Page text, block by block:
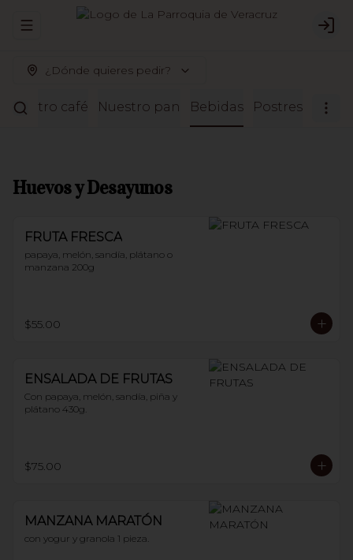
Abrir menu de navegación
¿Dónde quieres pedir?
Nuestro café Nuestro pan Bebidas Postres
Huevos y Desayunos
FRUTA FRESCA
papaya, melón, sandía, plátano o
manzana 200g
$55.00
ENSALADA DE FRUTAS
Con papaya, melón, sandía, piña y
plátano 430g.
$75.00
MANZANA MARATÓN
con yogur y granola 1 pieza.